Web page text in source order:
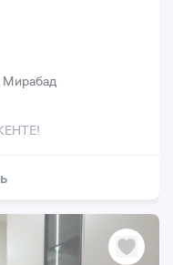
Мирабад